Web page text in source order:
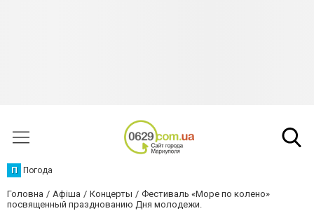
П Погода
Головна Афіша Концерты
Фестиваль «Море по колено»
посвященный празднованию Дня молодежи.